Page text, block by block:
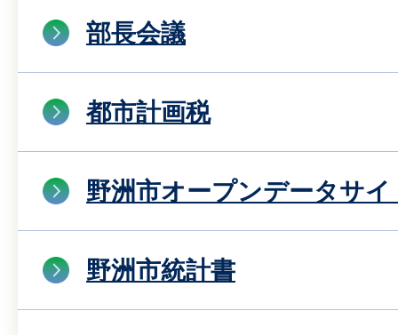
部長会議
都市計画税
野洲市オープンデータサイ
野洲市統計書